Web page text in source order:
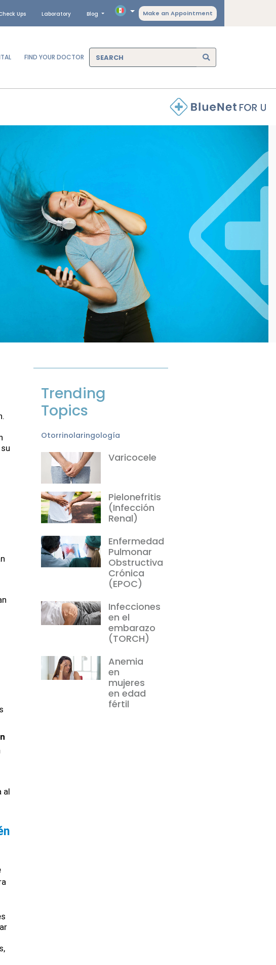
Ups Laboratory Blog Make an Appointment
FIND YOUR DOCTOR
al
Trending
Topics
Otorrinolaringología
Varicocele
Pielonefritis
(Infección
Renal)
Enfermedad
Pulmonar
Obstructiva
Crónica
(EPOC)
Infecciones
en el
embarazo
(TORCH)
Anemia
en
mujeres
en edad
fértil